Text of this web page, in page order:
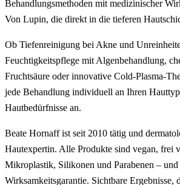
Behandlungsmethoden mit medizinischer
Von Lupin, die direkt in die tieferen
Ob Tiefenreinigung bei Akne und
Feuchtigkeitspflege mit Algenbehandlung,
Fruchtsäure oder innovative Cold-Plasma-
jede Behandlung individuell an Ihren
Hautbedürfnisse an.
Beate Hornaff ist seit 2010 tätig und
Hautexpertin. Alle Produkte sind vegan, frei
Mikroplastik, Silikonen und Parabenen – und
Wirksamkeitsgarantie. Sichtbare Ergebnisse,